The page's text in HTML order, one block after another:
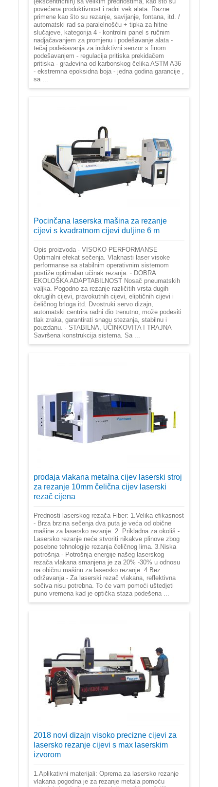
povećana produktivnost i radni vek alata. Razne
primene kao što su rezanje, savijanje, fontana, itd. /
automatski rad sa paralelnošću + tipka za hitne
slučajeve, kategorija 4 - kontrolni panel s ručnim
nadjačavanjem za promjenu i podešavanje alata -
tečaj podešavanja za induktivni senzor s finom
podešavanjem - regulacija pritiska prekidačem
pritiska - građevina od karbonskog čelika ASTM A36
- ekstremna epoksidna boja - jedna godina garancije ,
sa ...
Pocinčana laserska mašina za rezanje
cijevi s kvadratnom cijevi duljine 6 m
Opis proizvoda · VISOKO PERFORMANSE
Optimalni efekat sečenja. Vlaknasti laser visoke
performanse sa stabilnim operativnim sistemom
postiže optimalan učinak rezanja. · DOBRA
EKOLOŠKA ADAPTABILNOST Nosač pneumatskih
valjka. Pogodno za rezanje različitih vrsta dugih
okruglih cijevi, pravokutnih cijevi, eliptičnih cijevi i
čeličnog brloga itd. Dvostruki servo dizajn,
automatski centrira radni dio trenutno, može podesiti
tlak zraka, garantirati snagu stezanja, stabilnu i
pouzdanu. · STABILNA, UČINKOVITA I TRAJNA
Savršena konstrukcija sistema. Sa ...
prodaja vlakana metalna cijev laserski stroj
za rezanje 10mm čelična cijev laserski
rezač cijena
Prednosti laserskog rezača Fiber: 1.Velika efikasnost
- Brza brzina sečenja dva puta je veća od obične
mašine za lasersko rezanje. 2. Prikladna za okoliš -
Lasersko rezanje neće stvoriti nikakve plinove zbog
posebne tehnologije rezanja čeličnog lima. 3.Niska
potrošnja - Potrošnja energije našeg laserskog
rezača vlakana smanjena je za 20% -30% u odnosu
na običnu mašinu za lasersko rezanje. 4.Bez
održavanja - Za laserski rezač vlakana, reflektivna
sočiva nisu potrebna. To će vam pomoći uštedjeti
puno vremena kad je optička staza podešena ...
2018 novi dizajn visoko precizne cijevi za
lasersko rezanje cijevi s max laserskim
izvorom
1.Aplikativni materijali: Oprema za lasersko rezanje
vlakana pogodna je za rezanje metala pomoću